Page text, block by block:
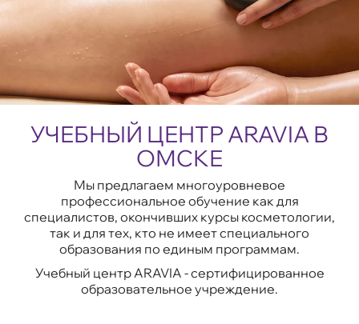
УЧЕБНЫЙ ЦЕНТР ARAVIA В
ОМСКЕ
Мы предлагаем многоуровневое
профессиональное обучение как для
специалистов, окончивших курсы косметологии,
так и для тех, кто не имеет специального
образования по единым программам.
Учебный центр ARAVIA - сертифицированное
образовательное учреждение.